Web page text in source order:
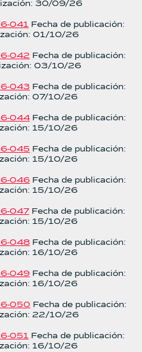
30/09/26
041 Fecha de publicación:
01/10/26
042 Fecha de publicación:
03/10/26
043 Fecha de publicación:
07/10/26
044 Fecha de publicación:
15/10/26
045 Fecha de publicación:
15/10/26
046 Fecha de publicación:
15/10/26
047 Fecha de publicación:
15/10/26
048 Fecha de publicación:
16/10/26
049 Fecha de publicación:
16/10/26
050 Fecha de publicación:
22/10/26
051 Fecha de publicación:
16/10/26